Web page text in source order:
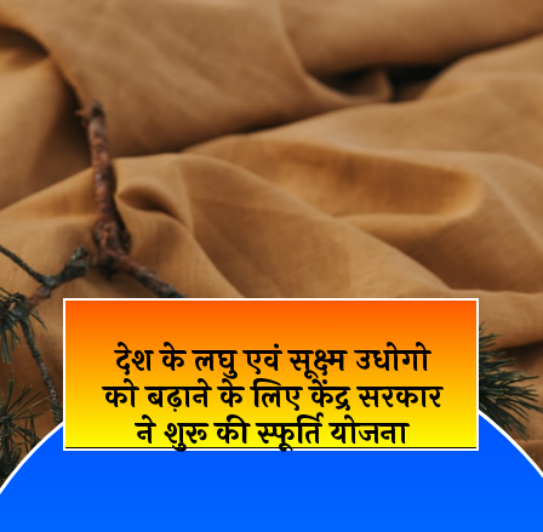
देश के लघु एवं सूक्ष्म उधोगो
को बढ़ाने के लिए केंद्र सरकार
ने शुरू की स्फूर्ति योजना